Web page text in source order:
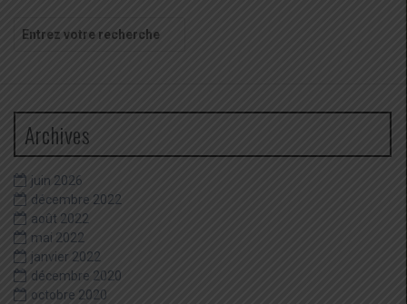
pour
Archives
juin 2026
décembre 2022
août 2022
mai 2022
janvier 2022
décembre 2020
octobre 2020